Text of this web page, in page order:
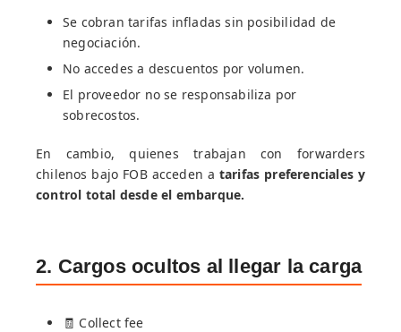
Se cobran tarifas infladas sin posibilidad de
negociación.
No accedes a descuentos por volumen.
El proveedor no se responsabiliza por
sobrecostos.
En cambio, quienes trabajan con forwarders
chilenos bajo FOB acceden a tarifas preferenciales y
control total desde el embarque.
2. Cargos ocultos al llegar la carga
🧾 Collect fee